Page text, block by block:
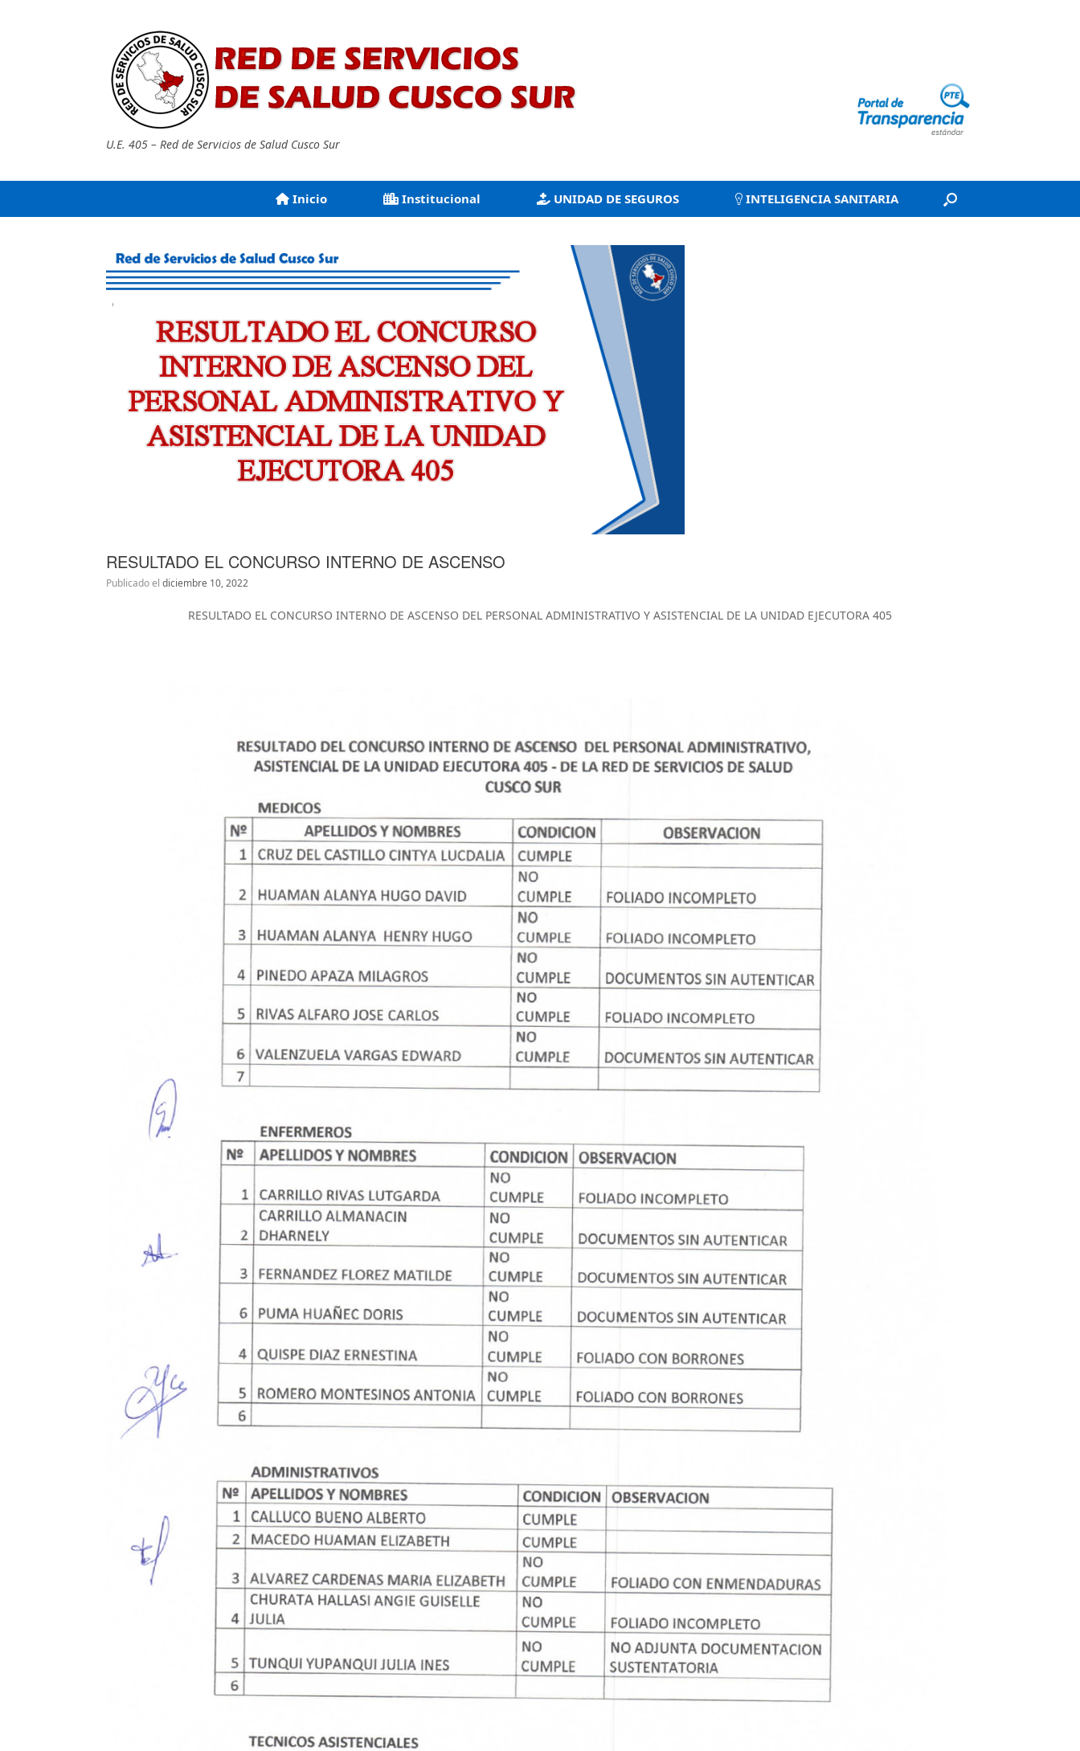
U.E. 405 – Red de Servicios de Salud Cusco Sur
Inicio Institucional UNIDAD DE SEGUROS INTELIGENCIA SANITARIA
RESULTADO EL CONCURSO INTERNO DE ASCENSO
Publicado el diciembre 10, 2022
RESULTADO EL CONCURSO INTERNO DE ASCENSO DEL PERSONAL ADMINISTRATIVO Y ASISTENCIAL DE LA UNIDAD EJECUTORA 405